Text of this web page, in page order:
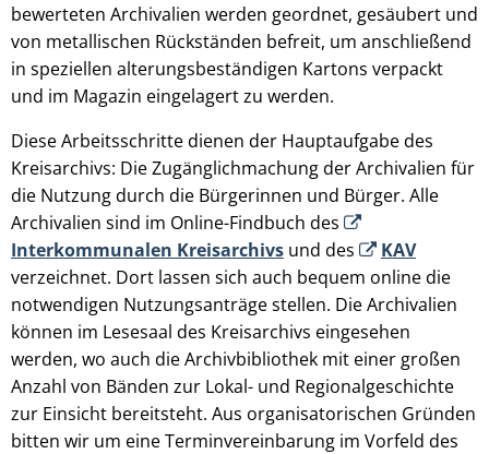
bewerteten Archivalien werden geordnet, gesäubert und
von metallischen Rückständen befreit, um anschließend
in speziellen alterungsbeständigen Kartons verpackt
und im Magazin eingelagert zu werden.
Diese Arbeitsschritte dienen der Hauptaufgabe des
Kreisarchivs: Die Zugänglichmachung der Archivalien für
die Nutzung durch die Bürgerinnen und Bürger. Alle
Archivalien sind im Online-Findbuch des
Interkommunalen Kreisarchivs und des
KAV
verzeichnet. Dort lassen sich auch bequem online die
notwendigen Nutzungsanträge stellen. Die Archivalien
können im Lesesaal des Kreisarchivs eingesehen
werden, wo auch die Archivbibliothek mit einer großen
Anzahl von Bänden zur Lokal- und Regionalgeschichte
zur Einsicht bereitsteht. Aus organisatorischen Gründen
bitten wir um eine Terminvereinbarung im Vorfeld des